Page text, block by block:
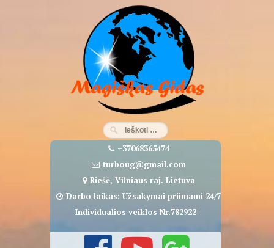
+37068365474
turboug@gmail.com
Riešė, Vilniaus raj. Lietuva
Darbo laikas: Užsakymai priimami 24/7
Individualios veiklos Nr.782922